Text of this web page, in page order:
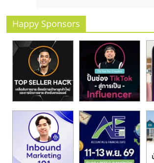
Happy Sponsors